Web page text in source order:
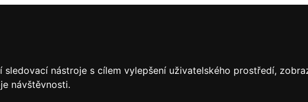
nástroje s cílem vylepšení uživatelského prostředí,
návštěvnosti.